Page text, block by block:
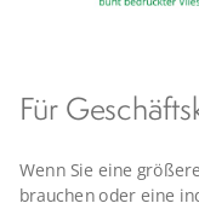
Für
Wenn Sie eine
brauchen oder eine